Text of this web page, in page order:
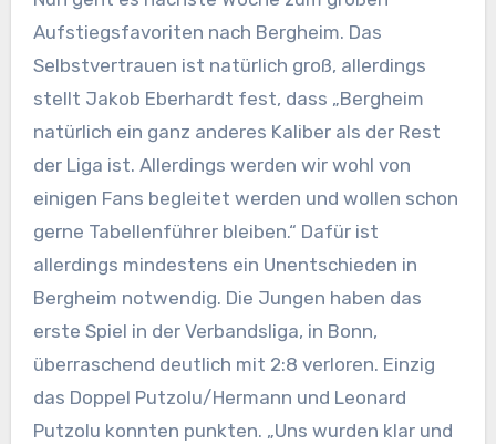
Aufstiegsfavoriten nach Bergheim. Das
Selbstvertrauen ist natürlich groß, allerdings
stellt Jakob Eberhardt fest, dass „Bergheim
natürlich ein ganz anderes Kaliber als der Rest
der Liga ist. Allerdings werden wir wohl von
einigen Fans begleitet werden und wollen schon
gerne Tabellenführer bleiben.“ Dafür ist
allerdings mindestens ein Unentschieden in
Bergheim notwendig. Die Jungen haben das
erste Spiel in der Verbandsliga, in Bonn,
überraschend deutlich mit 2:8 verloren. Einzig
das Doppel Putzolu/Hermann und Leonard
Putzolu konnten punkten. „Uns wurden klar und